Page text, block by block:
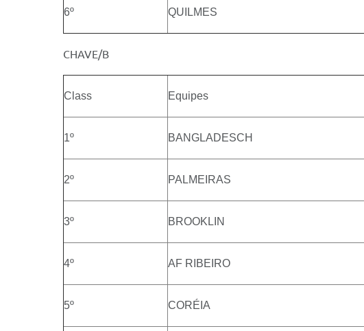
6º QUILMES
CHAVE/B
Class Equipes
1º BANGLADESCH
2º PALMEIRAS
3º BROOKLIN
4º AF RIBEIRO
5º CORÉIA